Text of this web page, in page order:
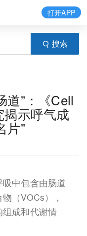
搜索
打开APP
道”：《Cell
示呼气成
片”
中包含由肠道
（VOCs），
成和代谢情